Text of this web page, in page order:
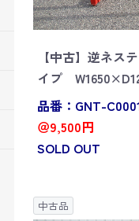
【中古】逆ネ
イプ
品番：GNT-
＠9,500円
SOLD OUT
中古品